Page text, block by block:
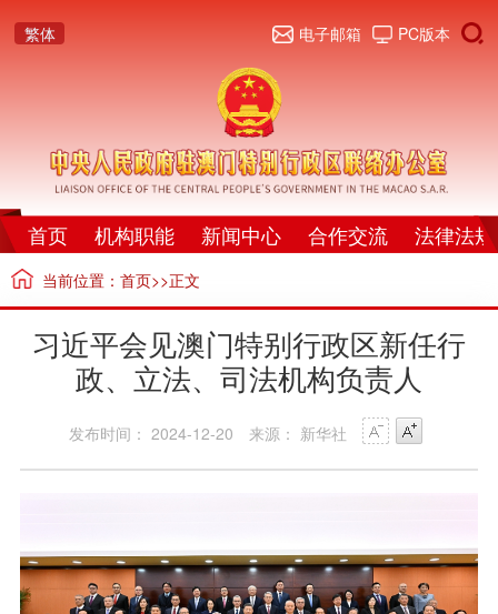
繁体 PC版本
电子邮箱
首页 机构职能 新闻中心 合作交流 法律法规
当前位置： 首页>>正文
习近平会见澳门特别行政区新任行
政、立法、司法机构负责人
发布时间： 2024-12-20 来源： 新华社